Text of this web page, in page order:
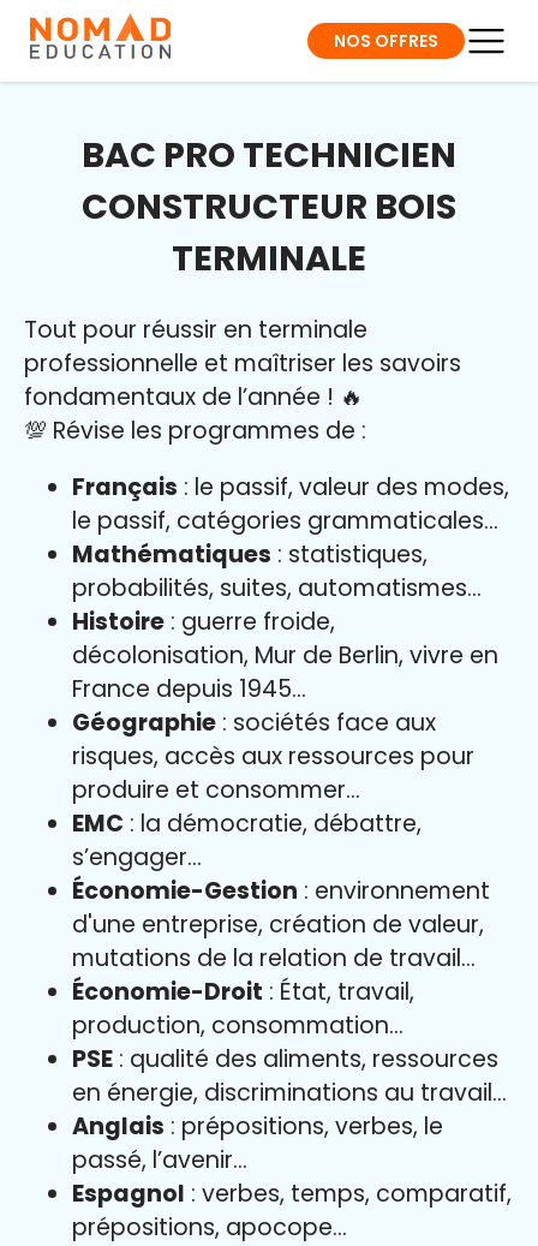
NOS OFFRES
BAC PRO TECHNICIEN
CONSTRUCTEUR BOIS
TERMINALE
Tout pour réussir en terminale
professionnelle et maîtriser les savoirs
fondamentaux de l’année ! 🔥
💯 Révise les programmes de :
Français : le passif, valeur des modes,
le passif, catégories grammaticales…
Mathématiques : statistiques,
probabilités, suites, automatismes…
Histoire : guerre froide,
décolonisation, Mur de Berlin, vivre en
France depuis 1945…
Géographie : sociétés face aux
risques, accès aux ressources pour
produire et consommer…
EMC : la démocratie, débattre,
s’engager…
Économie-Gestion : environnement
d'une entreprise, création de valeur,
mutations de la relation de travail…
Économie-Droit : État, travail,
production, consommation…
PSE : qualité des aliments, ressources
en énergie, discriminations au travail…
Anglais : prépositions, verbes, le
passé, l’avenir…
Espagnol : verbes, temps, comparatif,
prépositions, apocope…